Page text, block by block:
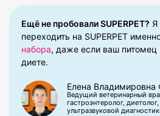
Ещё не пробовали SUPERPET?​ Я
переходить на SUPERPET
набора, даже если ваш питомец
диете.
Елена Владимировна​
Ведущий ветеринарный
гастроэнтеролог,
ультразвуковой